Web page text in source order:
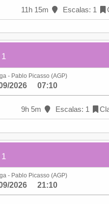
11h 15m Escalas: 1
- Pablo Picasso (AGP)
2026 07:10
9h 5m Escalas: 1
- Pablo Picasso (AGP)
2026 21:10